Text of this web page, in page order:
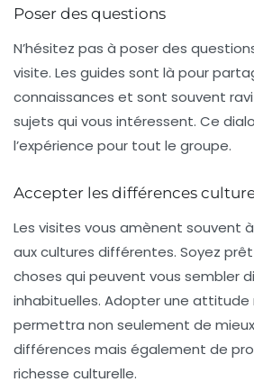
Poser des questions
N’hésitez pas à poser des
visite. Les guides sont là pour
connaissances et sont souvent
sujets qui vous intéressent. Ce
l’expérience pour tout le groupe.
Accepter les différences
Les visites vous amènent souvent
aux cultures différentes. Soyez
choses qui peuvent vous sembler
inhabituelles. Adopter une attitude
permettra non seulement de
différences mais également de
richesse culturelle.